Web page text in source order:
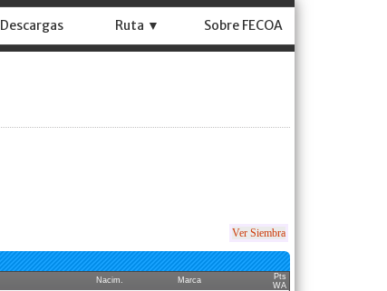
Descargas Ruta ▼ Sobre FECOA
Ver Siembra
Nacim. Marca
Pts
WA